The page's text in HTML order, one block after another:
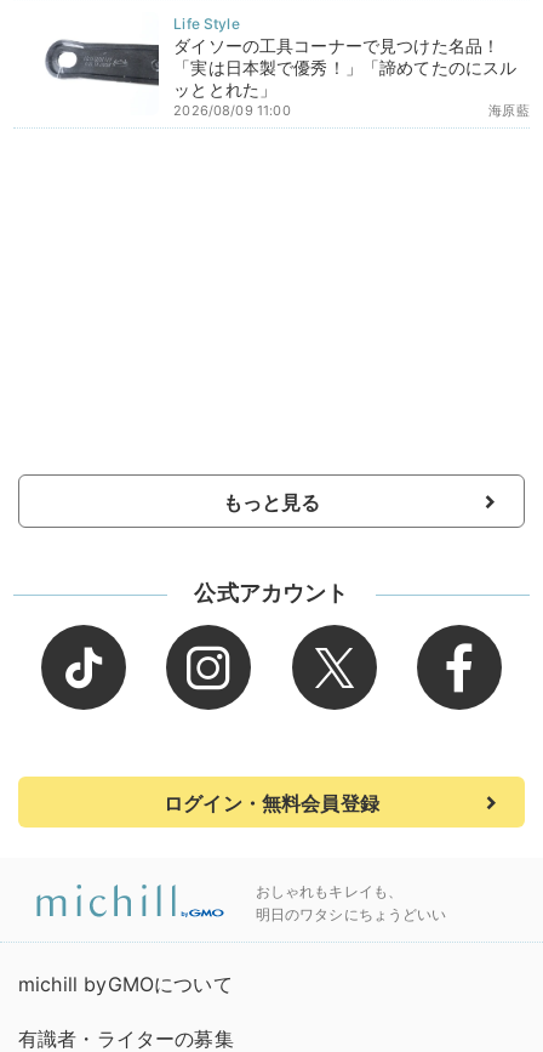
ダイソーの工具コーナーで見つけた名品！
「実は日本製で優秀！」「諦めてたのにスル
ッととれた」
海原藍
2026/08/09 11:00
もっと見る
公式アカウント
ログイン・無料会員登録
おしゃれもキレイも、
明日のワタシにちょうどいい
michill byGMOについて
有識者・ライターの募集